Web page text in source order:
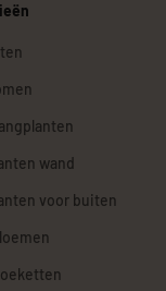
wand
voor buiten